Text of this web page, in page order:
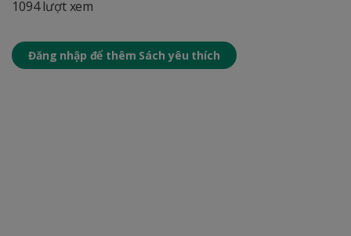
1094 lượt xem
Đăng nhập để thêm Sách yêu thích